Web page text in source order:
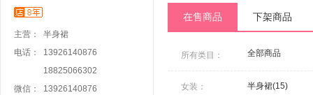
主营：
半身裙
电话：
13926140876
18825066302
微信：
13926140876
在售商品 下架商品
所有类目： 全部商品
女装： 半身裙(15)